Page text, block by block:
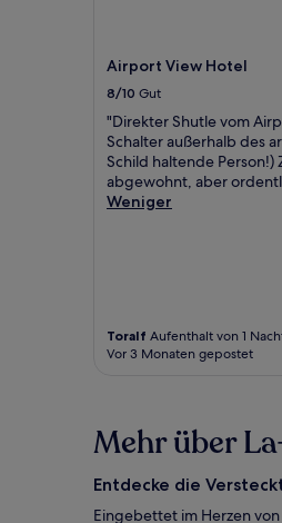
Airport View Hotel
8/10 Gut
"Direkter Shutle vom
Schalter außerhalb des
Schild haltende Person!)
abgewohnt, aber
Weniger
Toralf Aufenthalt von 1
Vor 3 Monaten gepostet
Mehr über
Entdecke die
Eingebettet im Herzen